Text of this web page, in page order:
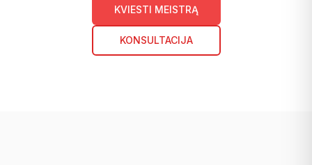
KVIESTI MEISTRĄ
KONSULTACIJA